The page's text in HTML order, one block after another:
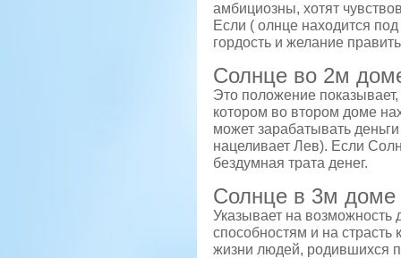
амбициозны, хотят
Если ( олнце находится
гордость и желание
Солнце во 2м
Это положение показывает,
котором во втором доме
может зарабатывать
нацеливает Лев). Если
бездумная трата денег.
Солнце в 3м доме
Указывает на возможность
способностям и на
жизни людей, родившихся